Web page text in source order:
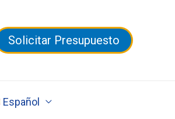
Solicitar Presupuesto
Español